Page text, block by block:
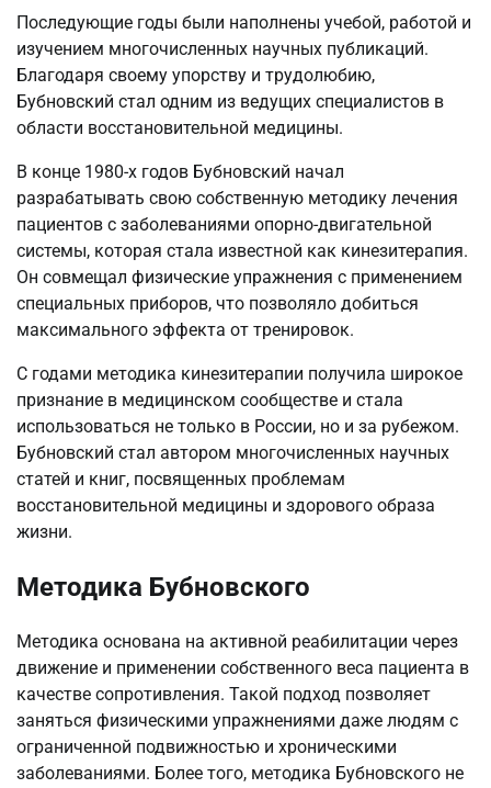
Последующие годы были наполнены учебой, работой и
изучением многочисленных научных публикаций.
Благодаря своему упорству и трудолюбию,
Бубновский стал одним из ведущих специалистов в
области восстановительной медицины.
В конце 1980-х годов Бубновский начал
разрабатывать свою собственную методику лечения
пациентов с заболеваниями опорно-двигательной
системы, которая стала известной как кинезитерапия.
Он совмещал физические упражнения с применением
специальных приборов, что позволяло добиться
максимального эффекта от тренировок.
С годами методика кинезитерапии получила широкое
признание в медицинском сообществе и стала
использоваться не только в России, но и за рубежом.
Бубновский стал автором многочисленных научных
статей и книг, посвященных проблемам
восстановительной медицины и здорового образа
жизни.
Методика Бубновского
Методика основана на активной реабилитации через
движение и применении собственного веса пациента в
качестве сопротивления. Такой подход позволяет
заняться физическими упражнениями даже людям с
ограниченной подвижностью и хроническими
заболеваниями. Более того, методика Бубновского не